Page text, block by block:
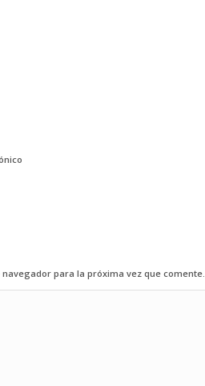
para la próxima vez que comente.